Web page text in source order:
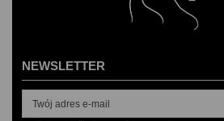
NEWSLETTER